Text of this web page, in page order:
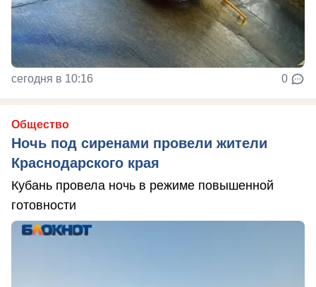
сегодня в 10:16 0
Общество
Ночь под сиренами провели жители
Краснодарского края
Кубань провела ночь в режиме повышенной
готовности